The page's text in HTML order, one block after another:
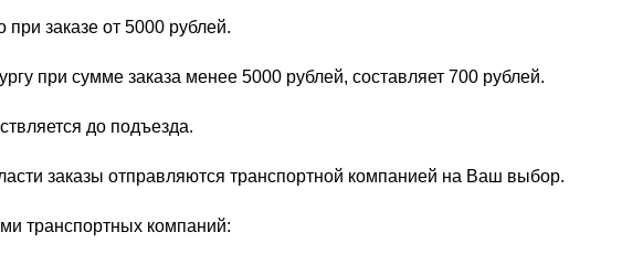
заказе от 5000 рублей.
при сумме заказа менее 5000 рублей, составляет 700 рублей.
до подъезда.
заказы отправляются транспортной компанией на Ваш выбор.
транспортных компаний: